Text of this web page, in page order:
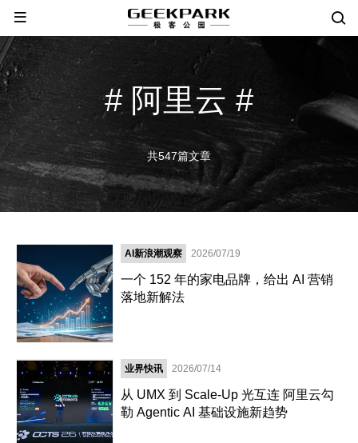
# 阿里云 #
共547篇文章
AI新浪潮观察 2026/07/19
一个 152 年的家电品牌，给出 AI 营销
落地新解法
业界快讯 2026/07/14
从 UMX 到 Scale-Up 光互连 阿里云勾
勒 Agentic AI 基础设施新趋势